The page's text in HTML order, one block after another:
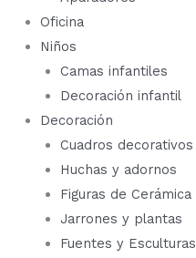
Oficina
Niños
Camas infantiles
Decoración infantil
Decoración
Cuadros decorativos
Huchas y adornos
Figuras de Cerámica
Jarrones y plantas
Fuentes y Esculturas